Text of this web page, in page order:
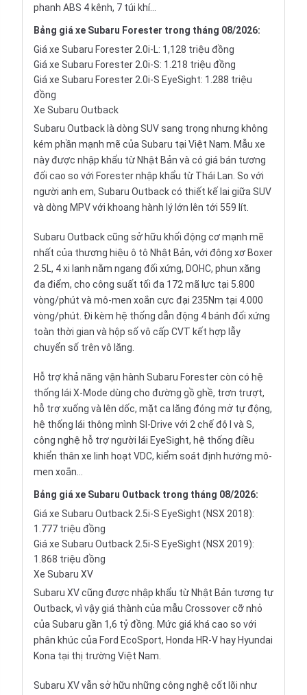
phanh ABS 4 kênh, 7 túi khí…
Bảng giá xe Subaru Forester trong tháng 08/2026:
Giá xe Subaru Forester 2.0i-L: 1,128 triệu đồng
Giá xe Subaru Forester 2.0i-S: 1.218 triệu đồng
Giá xe Subaru Forester 2.0i-S EyeSight: 1.288 triệu
đồng
Xe Subaru Outback
Subaru Outback là dòng SUVsang trọng nhưng không
kém phần mạnh mẽ của Subaru tại Việt Nam. Mẫu xe
này được nhập khẩu từ Nhật Bản và có giá bán tương
đối cao so với Foresternhập khẩu từ Thái Lan. So với
người anh em, Subaru Outback có thiết kế lai giữa SUV
và dòng MPVvới khoang hành lý lớn lên tới 559 lít.
Subaru Outback cũng sở hữu khối động cơ mạnh mẽ
nhất của thương hiệu ô tô Nhật Bản, với động xơ Boxer
2.5L, 4 xi lanh nằm ngang đối xứng, DOHC, phun xăng
đa điểm, cho công suất tối đa 172 mã lực tại 5.800
vòng/phút và mô-men xoắn cực đại 235Nm tại 4.000
vòng/phút. Đi kèm hệ thống dẫn động 4 bánh đối xứng
toàn thời gian và hộp số vô cấp CVT kết hợp lẫy
chuyển số trên vô lăng.
Hỗ trợ khả năng vận hành Subaru Forester còn có hệ
thống lái X-Mode dùng cho đường gồ ghề, trơn trượt,
hỗ trợ xuống và lên dốc, mặt ca lăng đóng mở tự động,
hệ thống lái thông mình SI-Drive với 2 chế độ I và S,
công nghệ hỗ trợ người lái EyeSight, hệ thống điều
khiển thân xe linh hoạt VDC, kiểm soát định hướng mô-
men xoắn…
Bảng giá xe Subaru Outback trong tháng 08/2026:
Giá xe Subaru Outback 2.5i-S EyeSight (NSX 2018):
1.777 triệu đồng
Giá xe Subaru Outback 2.5i-S EyeSight (NSX 2019):
1.868 triệu đồng
Xe Subaru XV
Subaru XV cũng được nhập khẩu từ Nhật Bản tương tự
Outback, vì vậy giá thành của mẫu Crossover cỡ nhỏ
của Subaru gần 1,6 tỷ đồng. Mức giá khá cao so với
phân khúc của Ford EcoSport, Honda HR-V hay Hyundai
Kona tại thị trường Việt Nam.
Subaru XV vẫn sở hữu những công nghệ cốt lõi như